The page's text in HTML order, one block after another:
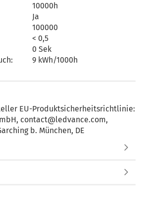
10000h
Ja
100000
< 0,5
0 Sek
9 kWh/1000h
EU-Produktsicherheitsrichtlinie:
contact@ledvance.com,
b. München, DE